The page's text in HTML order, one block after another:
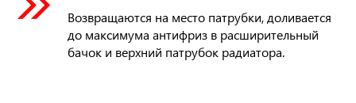
Возвращаются на место патрубки, доливается
до максимума антифриз в расширительный
бачок и верхний патрубок радиатора.